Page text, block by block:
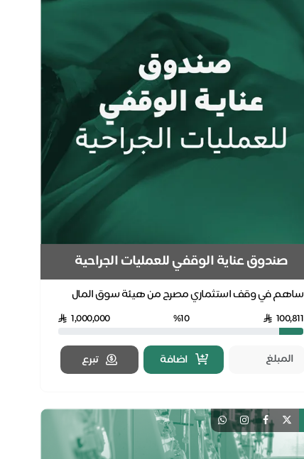
صندوق عناية الوقفي للعمليات الجراحية
ساهم في وقف استثماري مصرح من هيئة سوق المال
وهيئة الأوقاف.. مليون مستفيد أنقذتم حياتهم
بالإحسان.. تب...
100,811
%10
1,000,000
اضافة تبرع